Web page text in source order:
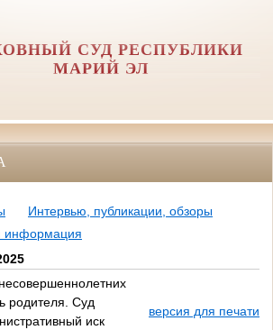
СУД РЕСПУБЛИКИ
МАРИЙ ЭЛ
Интервью, публикации, обзоры
информация
родителя. Суд
иск
версия для печати